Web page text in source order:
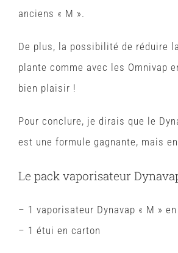
anciens « M ».
De plus, la possibilité de réduire
plante comme avec les Omnivap
bien plaisir !
Pour conclure, je dirais que le
est une formule gagnante, mais
Le pack vaporisateur
– 1 vaporisateur Dynavap « M »
– 1 étui en carton